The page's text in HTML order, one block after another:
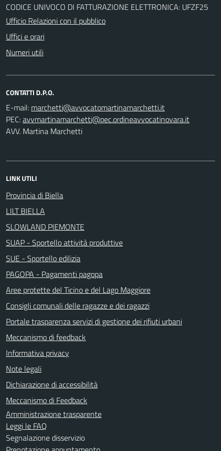
CODICE UNIVOCO DI FATTURAZIONE ELETTRONICA: UFZF25
Ufficio Relazioni con il pubblico
Uffici e orari
Numeri utili
CONTATTI D.P.O.
E-mail:
PEC:
AVV. Martina Marchetti
LINK UTILI
Provincia di Biella
LILT BIELLA
SLOWLAND PIEMONTE
SUAP - Sportello attività produttive
SUE - Sportello edilizia
PAGOPA - Pagamenti pagopa
Aree protette del Ticino e del Lago Maggiore
Consigli comunali delle ragazze e dei ragazzi
Portale trasparenza servizi di gestione dei rifiuti urbani
Meccanismo di feedback
Informativa privacy
Note legali
Dichiarazione di accessibilità
Meccanismo di Feedback
Amministrazione trasparente
Leggi le FAQ
Segnalazione disservizio